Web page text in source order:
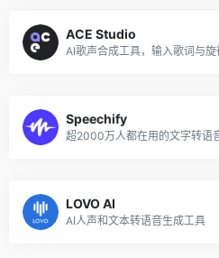
ACE Studio
AI歌声合成工具，输入歌词与
Speechify
超2000万人都在用的文字转语
LOVO AI
AI人声和文本转语音生成工具